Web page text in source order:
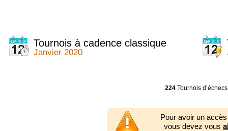
2013
2353 tournois
2012
2556 tournois
2011
2671 tournois
Tournois à cadence classique
Janvier 2020
224 Tournois d’échecs
Pour avoir un
vous devez vous